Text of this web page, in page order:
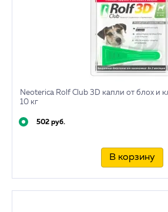
Neoterica Rolf Club 3D капли от блох и
10 кг
502 руб.
В корзину